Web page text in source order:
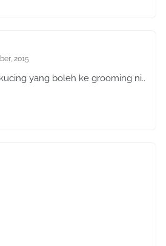
2015
yang boleh ke grooming ni..